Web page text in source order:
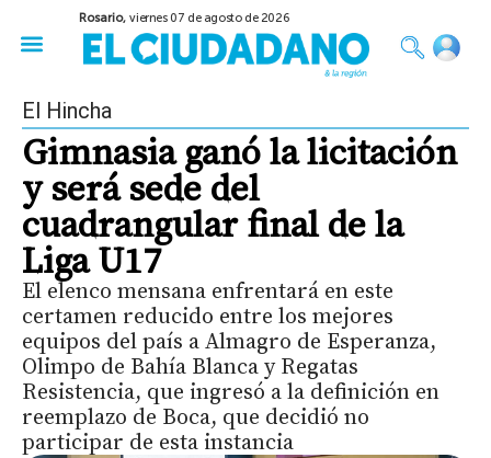
Rosario,viernes 07 de agosto de 2026
El Hincha
Gimnasia ganó la licitación
y será sede del
cuadrangular final de la
Liga U17
El elenco mensana enfrentará en este
certamen reducido entre los mejores
equipos del país a Almagro de Esperanza,
Olimpo de Bahía Blanca y Regatas
Resistencia, que ingresó a la definición en
reemplazo de Boca, que decidió no
participar de esta instancia